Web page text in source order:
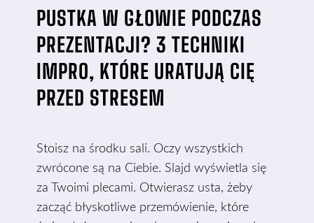
PUSTKA W GŁOWIE PODCZAS
PREZENTACJI? 3 TECHNIKI
IMPRO, KTÓRE URATUJĄ CIĘ
PRZED STRESEM
Stoisz na środku sali. Oczy wszystkich
zwrócone są na Ciebie. Slajd wyświetla się
za Twoimi plecami. Otwierasz usta, żeby
zacząć błyskotliwe przemówienie, które